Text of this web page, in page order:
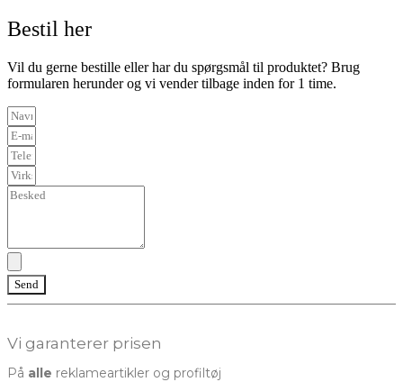
Bestil her
Vil du gerne bestille eller har du spørgsmål til produktet? Brug
formularen herunder og vi vender tilbage inden for 1 time.
Send
Vi garanterer prisen
På alle reklameartikler og profiltøj